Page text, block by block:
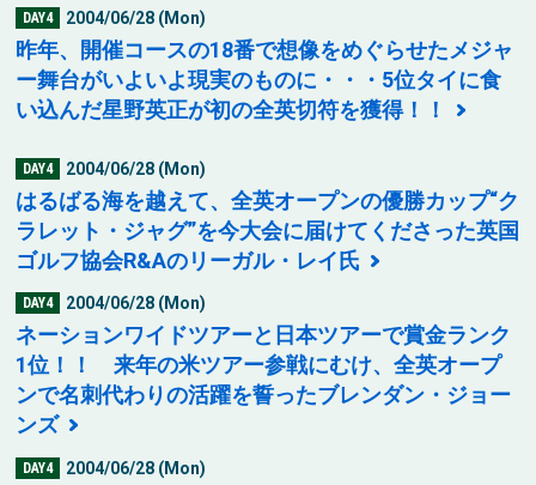
DAY4 2004/06/28 (Mon)
昨年、開催コースの18番で想像をめぐらせたメジャ
ー舞台がいよいよ現実のものに・・・5位タイに食
い込んだ星野英正が初の全英切符を獲得！！
DAY4 2004/06/28 (Mon)
はるばる海を越えて、全英オープンの優勝カップ“ク
ラレット・ジャグ”を今大会に届けてくださった英国
ゴルフ協会R&Aのリーガル・レイ氏
DAY4 2004/06/28 (Mon)
ネーションワイドツアーと日本ツアーで賞金ランク
1位！！ 来年の米ツアー参戦にむけ、全英オープ
ンで名刺代わりの活躍を誓ったブレンダン・ジョー
ンズ
DAY4 2004/06/28 (Mon)